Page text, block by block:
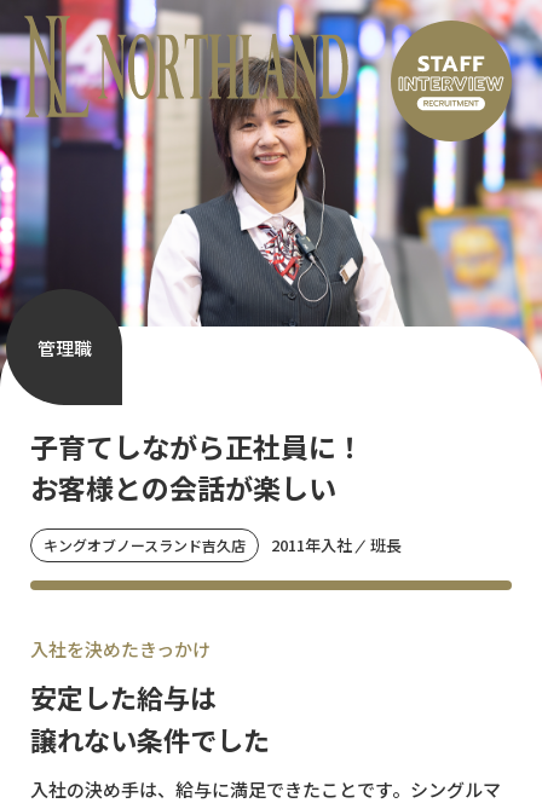
管理職
子育てしながら正社員に！
お客様との会話が楽しい
キングオブノースランド吉久店 2011年入社 班長
入社を決めたきっかけ
安定した給与は
譲れない条件でした
入社の決め手は、給与に満足できたことです。シングルマ